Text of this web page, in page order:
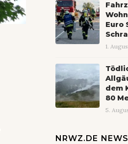
Euro
1.
dem
80
5.
NRWZ.DE